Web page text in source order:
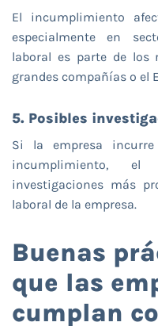
El incumplimiento
especialmente en
laboral es parte de los
grandes compañías o el
5. Posibles
Si la empresa
incumplimiento,
investigaciones más
laboral de la empresa.
Buenas
que las
cumplan